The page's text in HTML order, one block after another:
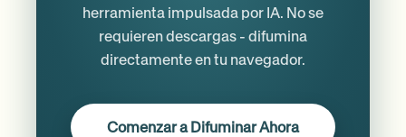
herramienta impulsada por IA. No se
requieren descargas - difumina
directamente en tu navegador.
Comenzar a Difuminar Ahora